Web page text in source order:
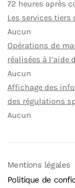
72 heures après
Les services
Aucun
Opérations de
réalisées à l’aide
Aucun
Affichage des
des régulations
Aucun
Mentions légales
Politique de